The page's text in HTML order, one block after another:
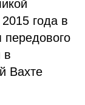
года в
передового
в
Вахте